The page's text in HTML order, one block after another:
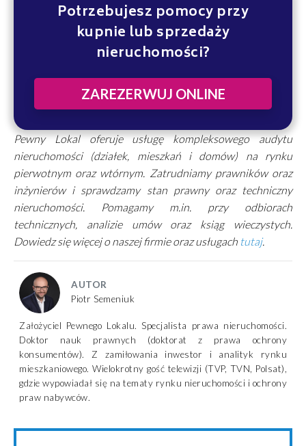
Potrzebujesz pomocy przy
kupnie lub sprzedaży
nieruchomości?
ZAREZERWUJ ONLINE
Pewny Lokal oferuje usługę kompleksowego audytu
nieruchomości (działek, mieszkań i domów) na rynku
pierwotnym oraz wtórnym. Zatrudniamy prawników oraz
inżynierów i sprawdzamy stan prawny oraz techniczny
nieruchomości. Pomagamy m.in. przy odbiorach
technicznych, analizie umów oraz ksiąg wieczystych.
Dowiedz się więcej o naszej firmie oraz usługach tutaj.
AUTOR
Piotr Semeniuk
Założyciel Pewnego Lokalu. Specjalista prawa nieruchomości.
Doktor nauk prawnych (doktorat z prawa ochrony
konsumentów). Z zamiłowania inwestor i analityk rynku
mieszkaniowego. Wielokrotny gość telewizji (TVP, TVN, Polsat),
gdzie wypowiadał się na tematy rynku nieruchomości i ochrony
praw nabywców.